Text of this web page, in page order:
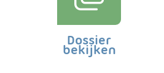
Dossier
bekijken